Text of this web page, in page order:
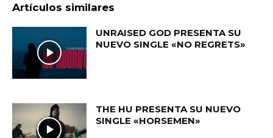
Artículos similares
UNRAISED GOD PRESENTA SU
NUEVO SINGLE «NO REGRETS»
THE HU PRESENTA SU NUEVO
SINGLE «HORSEMEN»